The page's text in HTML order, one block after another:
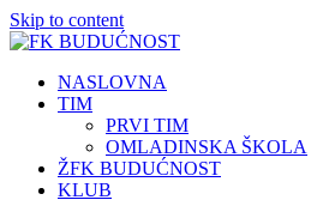
Skip to content
NASLOVNA
TIM
PRVI TIM
OMLADINSKA ŠKOLA
ŽFK BUDUĆNOST
KLUB